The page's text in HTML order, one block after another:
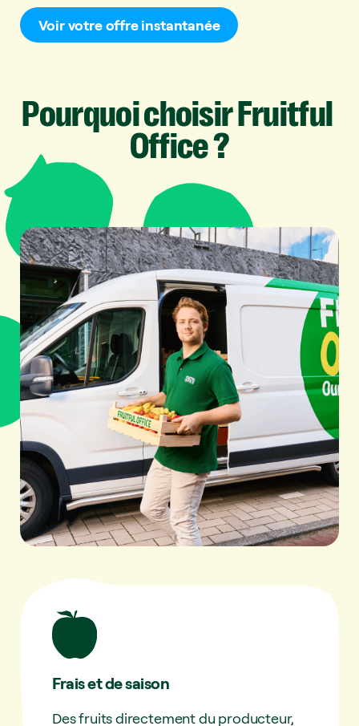
Voir votre offre instantanée
PourquoichoisirFruitful
Office?
Frais et de saison
Des fruits directement du producteur,